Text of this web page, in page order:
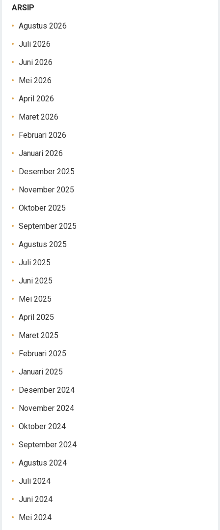
ARSIP
Agustus 2026
Juli 2026
Juni 2026
Mei 2026
April 2026
Maret 2026
Februari 2026
Januari 2026
Desember 2025
November 2025
Oktober 2025
September 2025
Agustus 2025
Juli 2025
Juni 2025
Mei 2025
April 2025
Maret 2025
Februari 2025
Januari 2025
Desember 2024
November 2024
Oktober 2024
September 2024
Agustus 2024
Juli 2024
Juni 2024
Mei 2024